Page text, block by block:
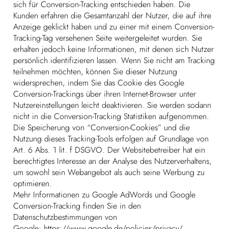
sich für Conversion-Tracking entschieden haben. Die
Kunden erfahren die Gesamtanzahl der Nutzer, die auf ihre
Anzeige geklickt haben und zu einer mit einem Conversion-
Tracking-Tag versehenen Seite weitergeleitet wurden. Sie
erhalten jedoch keine Informationen, mit denen sich Nutzer
persönlich identifizieren lassen. Wenn Sie nicht am Tracking
teilnehmen möchten, können Sie dieser Nutzung
widersprechen, indem Sie das Cookie des Google
Conversion-Trackings über ihren Internet-Browser unter
Nutzereinstellungen leicht deaktivieren. Sie werden sodann
nicht in die Conversion-Tracking Statistiken aufgenommen.
Die Speicherung von “Conversion-Cookies” und die
Nutzung dieses Tracking-Tools erfolgen auf Grundlage von
Art. 6 Abs. 1 lit. f DSGVO. Der Websitebetreiber hat ein
berechtigtes Interesse an der Analyse des Nutzerverhaltens,
um sowohl sein Webangebot als auch seine Werbung zu
optimieren.
Mehr Informationen zu Google AdWords und Google
Conversion-Tracking finden Sie in den
Datenschutzbestimmungen von